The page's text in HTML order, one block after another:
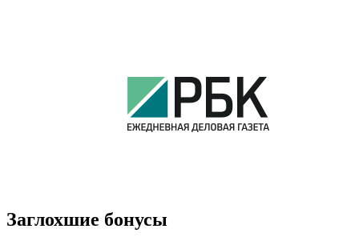
Заглохшие бонусы